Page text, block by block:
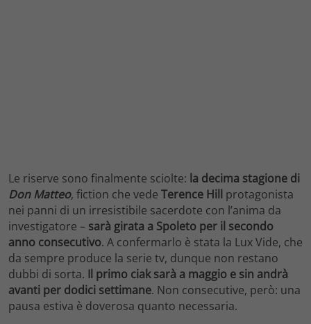
Le riserve sono finalmente sciolte: la decima stagione di
Don Matteo, fiction che vede Terence Hill protagonista
nei panni di un irresistibile sacerdote con l’anima da
investigatore – sarà girata a Spoleto per il secondo
anno consecutivo. A confermarlo è stata la Lux Vide, che
da sempre produce la serie tv, dunque non restano
dubbi di sorta. Il primo ciak sarà a maggio e sin andrà
avanti per dodici settimane. Non consecutive, però: una
pausa estiva è doverosa quanto necessaria.